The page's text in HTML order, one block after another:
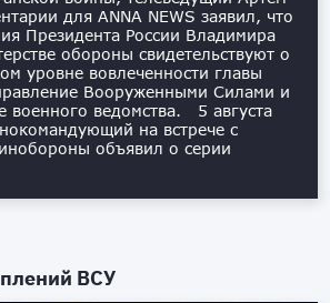
для ANNA NEWS заявил, что
Президента России Владимира
обороны свидетельствуют о
уровне вовлеченности главы
Вооруженными Силами и
военного ведомства. 5 августа
на встрече с
объявил о серии
ВСУ